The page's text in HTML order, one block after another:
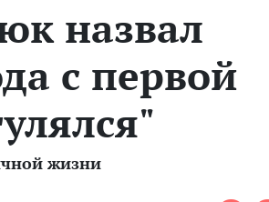
назвал
с первой
жизни